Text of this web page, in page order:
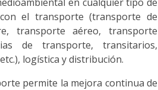
el transporte (transporte de
transporte aéreo, transporte
de transporte, transitarios,
logística y distribución.
permite la mejora continua de